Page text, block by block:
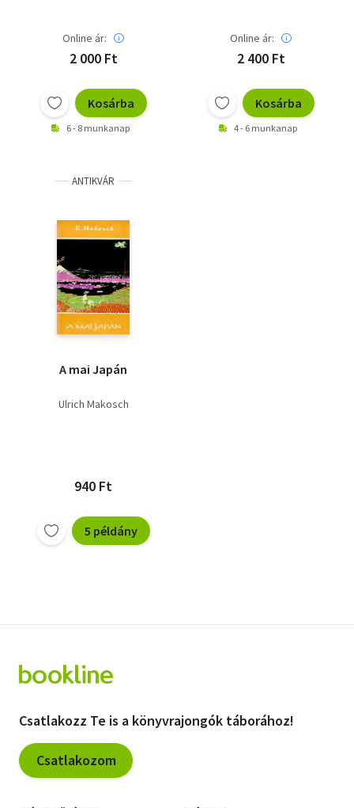
Online ár:
2 000 Ft
Kosárba
6 - 8 munkanap
Online ár:
2 400 Ft
Kosárba
4 - 6 munkanap
ANTIKVÁR
A mai Japán
Ulrich Makosch
940 Ft
5 példány
Csatlakozz Te is a könyvrajongók táborához!
Csatlakozom